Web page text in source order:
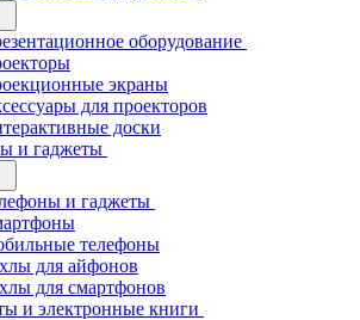
оборудование
экраны
для проекторов
доски
и гаджеты
и гаджеты
телефоны
для айфонов
для смартфонов
и электронные книги